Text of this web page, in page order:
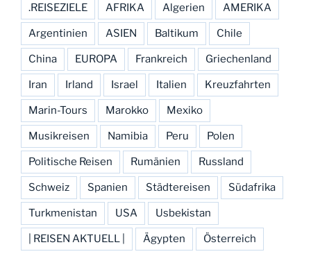
.REISEZIELE AFRIKA Algerien AMERIKA
Argentinien ASIEN Baltikum Chile
China EUROPA Frankreich Griechenland
Iran Irland Israel Italien Kreuzfahrten
Marin-Tours Marokko Mexiko
Musikreisen Namibia Peru Polen
Politische Reisen Rumänien Russland
Schweiz Spanien Städtereisen Südafrika
Turkmenistan USA Usbekistan
| REISEN AKTUELL | Ägypten Österreich